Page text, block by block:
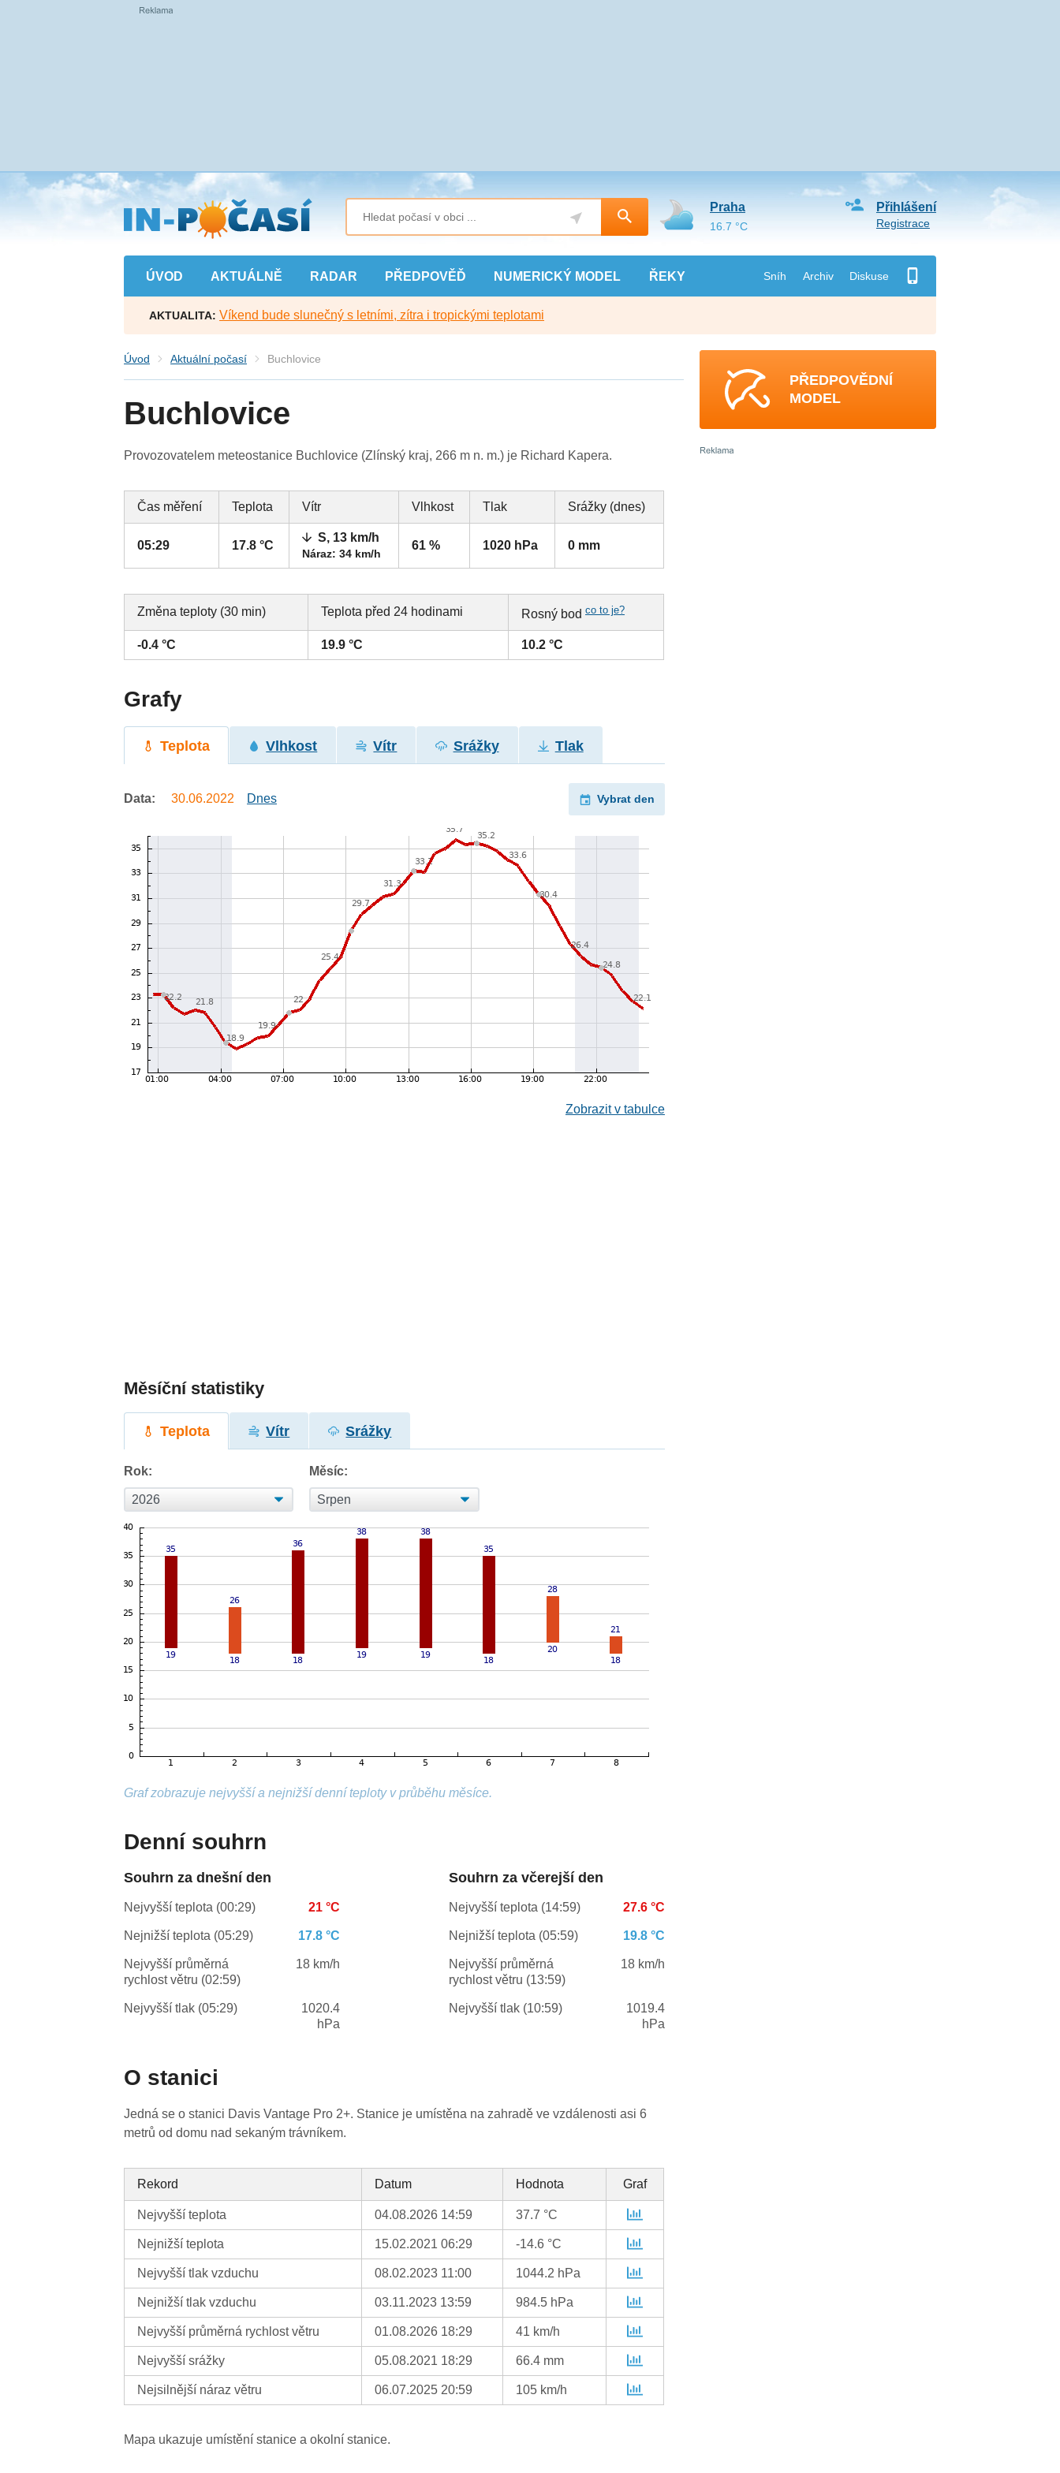
Přejít
na
hlavní
obsah
ÚVOD AKTUÁLNĚ RADAR PŘEDPOVĚĎ NUMERICKÝ MODEL ŘEKY Sníh Archiv Diskuse
Přihlášení
Registrace
Praha
16.7 °C
AKTUALITA: Víkend bude slunečný s letními, zítra i tropickými teplotami
Úvod Aktuální počasí Buchlovice
Buchlovice
Provozovatelem meteostanice Buchlovice (Zlínský kraj, 266 m n. m.) je Richard Kapera.
Čas měření Teplota Vítr Vlhkost Tlak Srážky (dnes)
05:29 17.8 °C
S, 13 km/h
Náraz: 34 km/h
61 % 1020 hPa 0 mm
Změna teploty (30 min) Teplota před 24 hodinami Rosný bodco to je?
-0.4 °C 19.9 °C 10.2 °C
Grafy
Teplota Vlhkost Vítr Srážky Tlak
Data: 30.06.2022 Dnes Vybrat den
Zobrazit v tabulce
Měsíční statistiky
Teplota Vítr Srážky
Rok: Měsíc:
Graf zobrazuje nejvyšší a nejnižší denní teploty v průběhu měsíce.
Denní souhrn
Souhrn za dnešní den
Nejvyšší teplota (00:29) 21 °C
Nejnižší teplota (05:29) 17.8 °C
Nejvyšší průměrná
rychlost větru (02:59)
18 km/h
Nejvyšší tlak (05:29)
1020.4
hPa
Souhrn za včerejší den
Nejvyšší teplota (14:59) 27.6 °C
Nejnižší teplota (05:59) 19.8 °C
Nejvyšší průměrná
rychlost větru (13:59)
18 km/h
Nejvyšší tlak (10:59)
1019.4
hPa
O stanici
Jedná se o stanici Davis Vantage Pro 2+. Stanice je umístěna na zahradě ve vzdálenosti asi 6
metrů od domu nad sekaným trávníkem.
Rekord Datum Hodnota Graf
Nejvyšší teplota 04.08.2026 14:59 37.7 °C
Nejnižší teplota 15.02.2021 06:29 -14.6 °C
Nejvyšší tlak vzduchu 08.02.2023 11:00 1044.2 hPa
Nejnižší tlak vzduchu 03.11.2023 13:59 984.5 hPa
Nejvyšší průměrná rychlost větru 01.08.2026 18:29 41 km/h
Nejvyšší srážky 05.08.2021 18:29 66.4 mm
Nejsilnější náraz větru 06.07.2025 20:59 105 km/h
Mapa ukazuje umístění stanice a okolní stanice.
PŘEDPOVĚDNÍ
MODEL